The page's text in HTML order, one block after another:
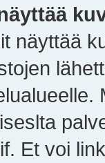
näyttää
Et voi